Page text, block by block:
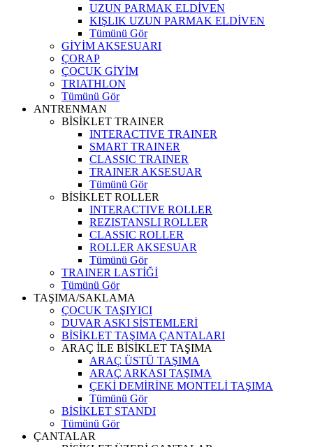
UZUN PARMAK ELDİVEN
KIŞLIK UZUN PARMAK ELDİVEN
Tümünü Gör
GİYİM AKSESUARI
ÇORAP
ÇOCUK GİYİM
TRIATHLON
Tümünü Gör
ANTRENMAN
BİSİKLET TRAINER
INTERACTIVE TRAINER
SMART TRAINER
CLASSIC TRAINER
TRAINER AKSESUAR
Tümünü Gör
BİSİKLET ROLLER
INTERACTIVE ROLLER
REZISTANSLI ROLLER
CLASSIC ROLLER
ROLLER AKSESUAR
Tümünü Gör
TRAINER LASTİĞİ
Tümünü Gör
TAŞIMA/SAKLAMA
ÇOCUK TAŞIYICI
DUVAR ASKI SİSTEMLERİ
BİSİKLET TAŞIMA ÇANTALARI
ARAÇ İLE BİSİKLET TAŞIMA
ARAÇ ÜSTÜ TAŞIMA
ARAÇ ARKASI TAŞIMA
ÇEKİ DEMİRİNE MONTELİ TAŞIMA
Tümünü Gör
BİSİKLET STANDI
Tümünü Gör
ÇANTALAR